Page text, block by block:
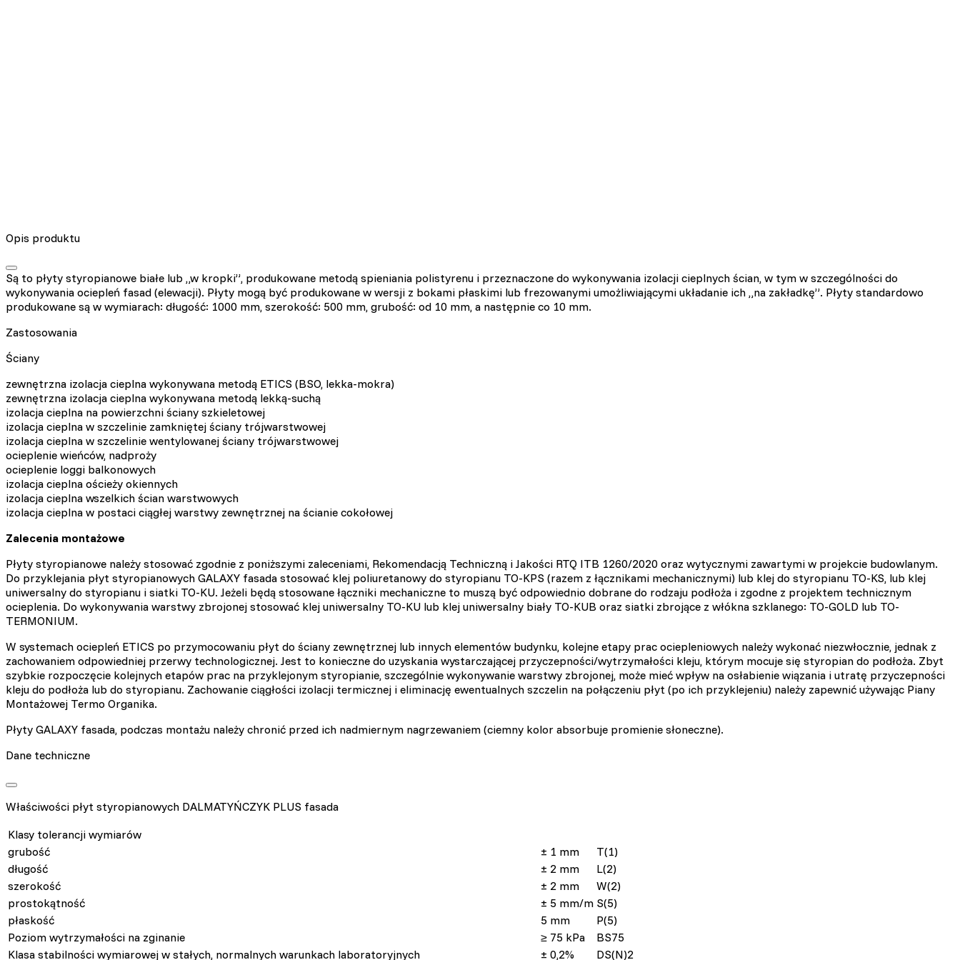
Opis produktu
Są to płyty styropianowe białe lub „w kropki”, produkowane metodą spieniania polistyrenu i przeznaczone do wykonywania izolacji cieplnych ścian, w tym w szczególności do
wykonywania ociepleń fasad (elewacji). Płyty mogą być produkowane w wersji z bokami płaskimi lub frezowanymi umożliwiającymi układanie ich „na zakładkę”. Płyty standardowo
produkowane są w wymiarach: długość: 1000 mm, szerokość: 500 mm, grubość: od 10 mm, a następnie co 10 mm.
Zastosowania
Ściany
zewnętrzna izolacja cieplna wykonywana metodą ETICS (BSO, lekka-mokra)
zewnętrzna izolacja cieplna wykonywana metodą lekką-suchą
izolacja cieplna na powierzchni ściany szkieletowej
izolacja cieplna w szczelinie zamkniętej ściany trójwarstwowej
izolacja cieplna w szczelinie wentylowanej ściany trójwarstwowej
ocieplenie wieńców, nadproży
ocieplenie loggi balkonowych
izolacja cieplna ościeży okiennych
izolacja cieplna wszelkich ścian warstwowych
izolacja cieplna w postaci ciągłej warstwy zewnętrznej na ścianie cokołowej
Zalecenia montażowe
Płyty styropianowe należy stosować zgodnie z poniższymi zaleceniami, Rekomendacją Techniczną i Jakości RTQ ITB 1260/2020 oraz wytycznymi zawartymi w projekcie budowlanym.
Do przyklejania płyt styropianowych GALAXY fasada stosować klej poliuretanowy do styropianu TO-KPS (razem z łącznikami mechanicznymi) lub klej do styropianu TO-KS, lub klej
uniwersalny do styropianu i siatki TO-KU. Jeżeli będą stosowane łączniki mechaniczne to muszą być odpowiednio dobrane do rodzaju podłoża i zgodne z projektem technicznym
ocieplenia. Do wykonywania warstwy zbrojonej stosować klej uniwersalny TO-KU lub klej uniwersalny biały TO-KUB oraz siatki zbrojące z włókna szklanego: TO-GOLD lub TO-
TERMONIUM.
W systemach ociepleń ETICS po przymocowaniu płyt do ściany zewnętrznej lub innych elementów budynku, kolejne etapy prac ociepleniowych należy wykonać niezwłocznie, jednak z
zachowaniem odpowiedniej przerwy technologicznej. Jest to konieczne do uzyskania wystarczającej przyczepności/wytrzymałości kleju, którym mocuje się styropian do podłoża. Zbyt
szybkie rozpoczęcie kolejnych etapów prac na przyklejonym styropianie, szczególnie wykonywanie warstwy zbrojonej, może mieć wpływ na osłabienie wiązania i utratę przyczepności
kleju do podłoża lub do styropianu. Zachowanie ciągłości izolacji termicznej i eliminację ewentualnych szczelin na połączeniu płyt (po ich przyklejeniu) należy zapewnić używając Piany
Montażowej Termo Organika.
Płyty GALAXY fasada, podczas montażu należy chronić przed ich nadmiernym nagrzewaniem (ciemny kolor absorbuje promienie słoneczne).
Dane techniczne
Właściwości płyt styropianowych DALMATYŃCZYK PLUS fasada
Klasy tolerancji wymiarów
grubość
± 1 mm
T(1)
długość
± 2 mm
L(2)
szerokość
± 2 mm
W(2)
prostokątność
± 5 mm/m S(5)
płaskość
5 mm
P(5)
Poziom wytrzymałości na zginanie
≥ 75 kPa
BS75
Klasa stabilności wymiarowej w stałych, normalnych warunkach laboratoryjnych
± 0,2%
DS(N)2
Niezbędne pliki cookie mają kluczowe znaczenie dla podstawowych funkcji witryny i witryna nie będzie działać w zamierzony
sposób bez nich. Te pliki cookie nie przechowują żadnych danych umożliwiających identyfikację osoby.
Pliki cookie dotyczące preferencji umożliwiają stronie zapamiętanie informacji, które zmieniają wygląd lub funkcjonowanie strony,